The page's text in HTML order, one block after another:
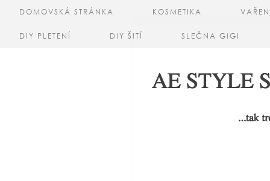
DOMOVSKÁ STRÁNKA KOSMETIKA
DIY PLETENÍ DIY ŠITÍ SLEČNA GIGI